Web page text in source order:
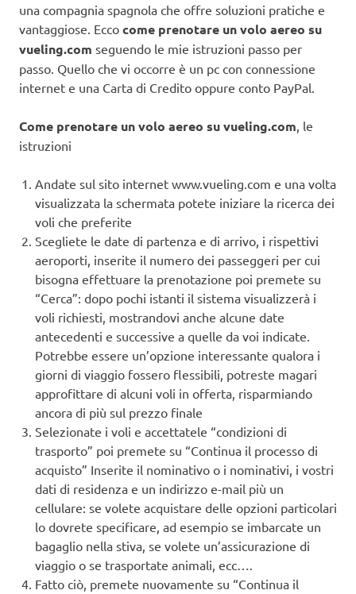
una compagnia spagnola che offre soluzioni pratiche e
vantaggiose. Ecco come prenotare un volo aereo su
vueling.com seguendo le mie istruzioni passo per
passo. Quello che vi occorre è un pc con connessione
internet e una Carta di Credito oppure conto PayPal.
Come prenotare un volo aereo su vueling.com, le
istruzioni
Andate sul sito internet www.vueling.com e una volta
visualizzata la schermata potete iniziare la ricerca dei
voli che preferite
Scegliete le date di partenza e di arrivo, i rispettivi
aeroporti, inserite il numero dei passeggeri per cui
bisogna effettuare la prenotazione poi premete su
“Cerca”: dopo pochi istanti il sistema visualizzerà i
voli richiesti, mostrandovi anche alcune date
antecedenti e successive a quelle da voi indicate.
Potrebbe essere un’opzione interessante qualora i
giorni di viaggio fossero flessibili, potreste magari
approfittare di alcuni voli in offerta, risparmiando
ancora di più sul prezzo finale
Selezionate i voli e accettatele “condizioni di
trasporto” poi premete su “Continua il processo di
acquisto” Inserite il nominativo o i nominativi, i vostri
dati di residenza e un indirizzo e-mail più un
cellulare: se volete acquistare delle opzioni particolari
lo dovrete specificare, ad esempio se imbarcate un
bagaglio nella stiva, se volete un’assicurazione di
viaggio o se trasportate animali, ecc….
Fatto ciò, premete nuovamente su “Continua il